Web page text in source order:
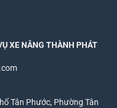
XE NÂNG THÀNH PHÁT
Tân Phước, Phường Tân